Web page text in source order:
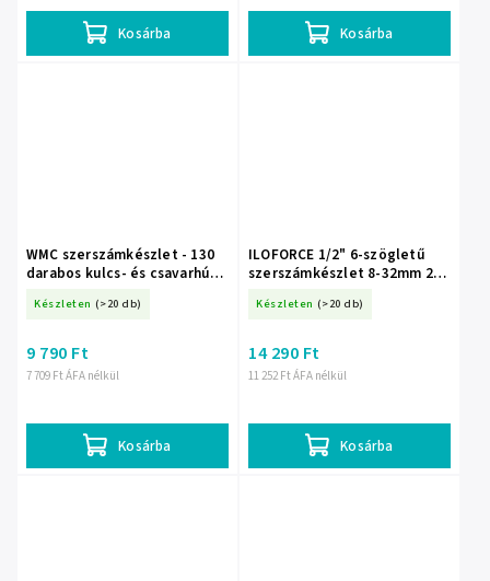
Kosárba Kosárba
WMC szerszámkészlet - 130
darabos kulcs- és csavarhúzó
Készleten (>20 db)
7 709 Ft ÁFA nélkül
9 790 Ft
Kosárba
ILOFORCE 1/2" 6-szögletű
szerszámkészlet 8-32mm 24
Készleten (>20 db)
11 252 Ft ÁFA nélkül
14 290 Ft
Kosárba